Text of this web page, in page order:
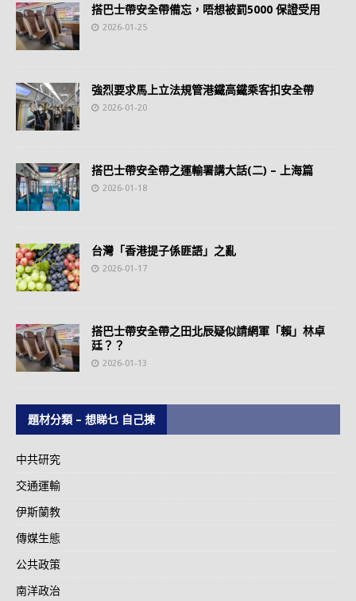
搭巴士帶安全帶備忘，唔想被罰5000 保證受用
2026-01-25
強烈要求馬上立法規管港鐵高鐵乘客扣安全帶
2026-01-20
搭巴士帶安全帶之運輸署講大話(二) – 上海篇
2026-01-18
台灣「香港提子係匪語」之亂
2026-01-17
搭巴士帶安全帶之田北辰疑似請網軍「賴」林卓
廷？？
2026-01-13
題材分類 – 想睇乜 自己揀
中共研究
交通運輸
伊斯蘭教
傳媒生態
公共政策
南洋政治